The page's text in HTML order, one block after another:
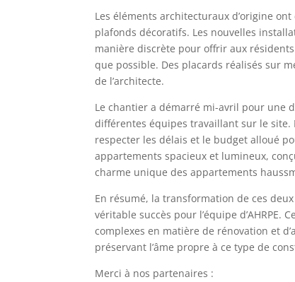
Les éléments architecturaux d’origine
plafonds décoratifs. Les nouvelles
manière discrète pour offrir aux
que possible. Des placards réalisés sur
de l’architecte.
Le chantier a démarré mi-avril pour une
différentes équipes travaillant sur le site.
respecter les délais et le budget alloué
appartements spacieux et lumineux,
charme unique des appartements
En résumé, la transformation de ces
véritable succès pour l’équipe
complexes en matière de rénovation et
préservant l’âme propre à ce type de
Merci à nos partenaires :